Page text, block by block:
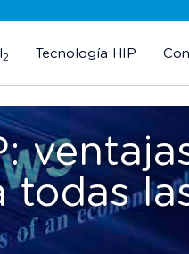
2 Tecnología HIP
todas